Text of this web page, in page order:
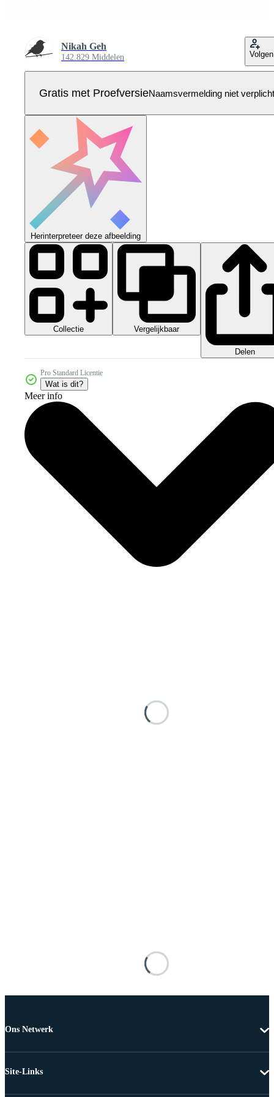
Nikah Geh
142.829 Middelen Volgen
Gratis met ProefversieNaamsvermelding niet verplicht
Herinterpreteer deze afbeelding
Collectie Vergelijkbaar
Delen
Pro Standard Licentie
Wat is dit?
Meer info
Ons Netwerk
Site-Links